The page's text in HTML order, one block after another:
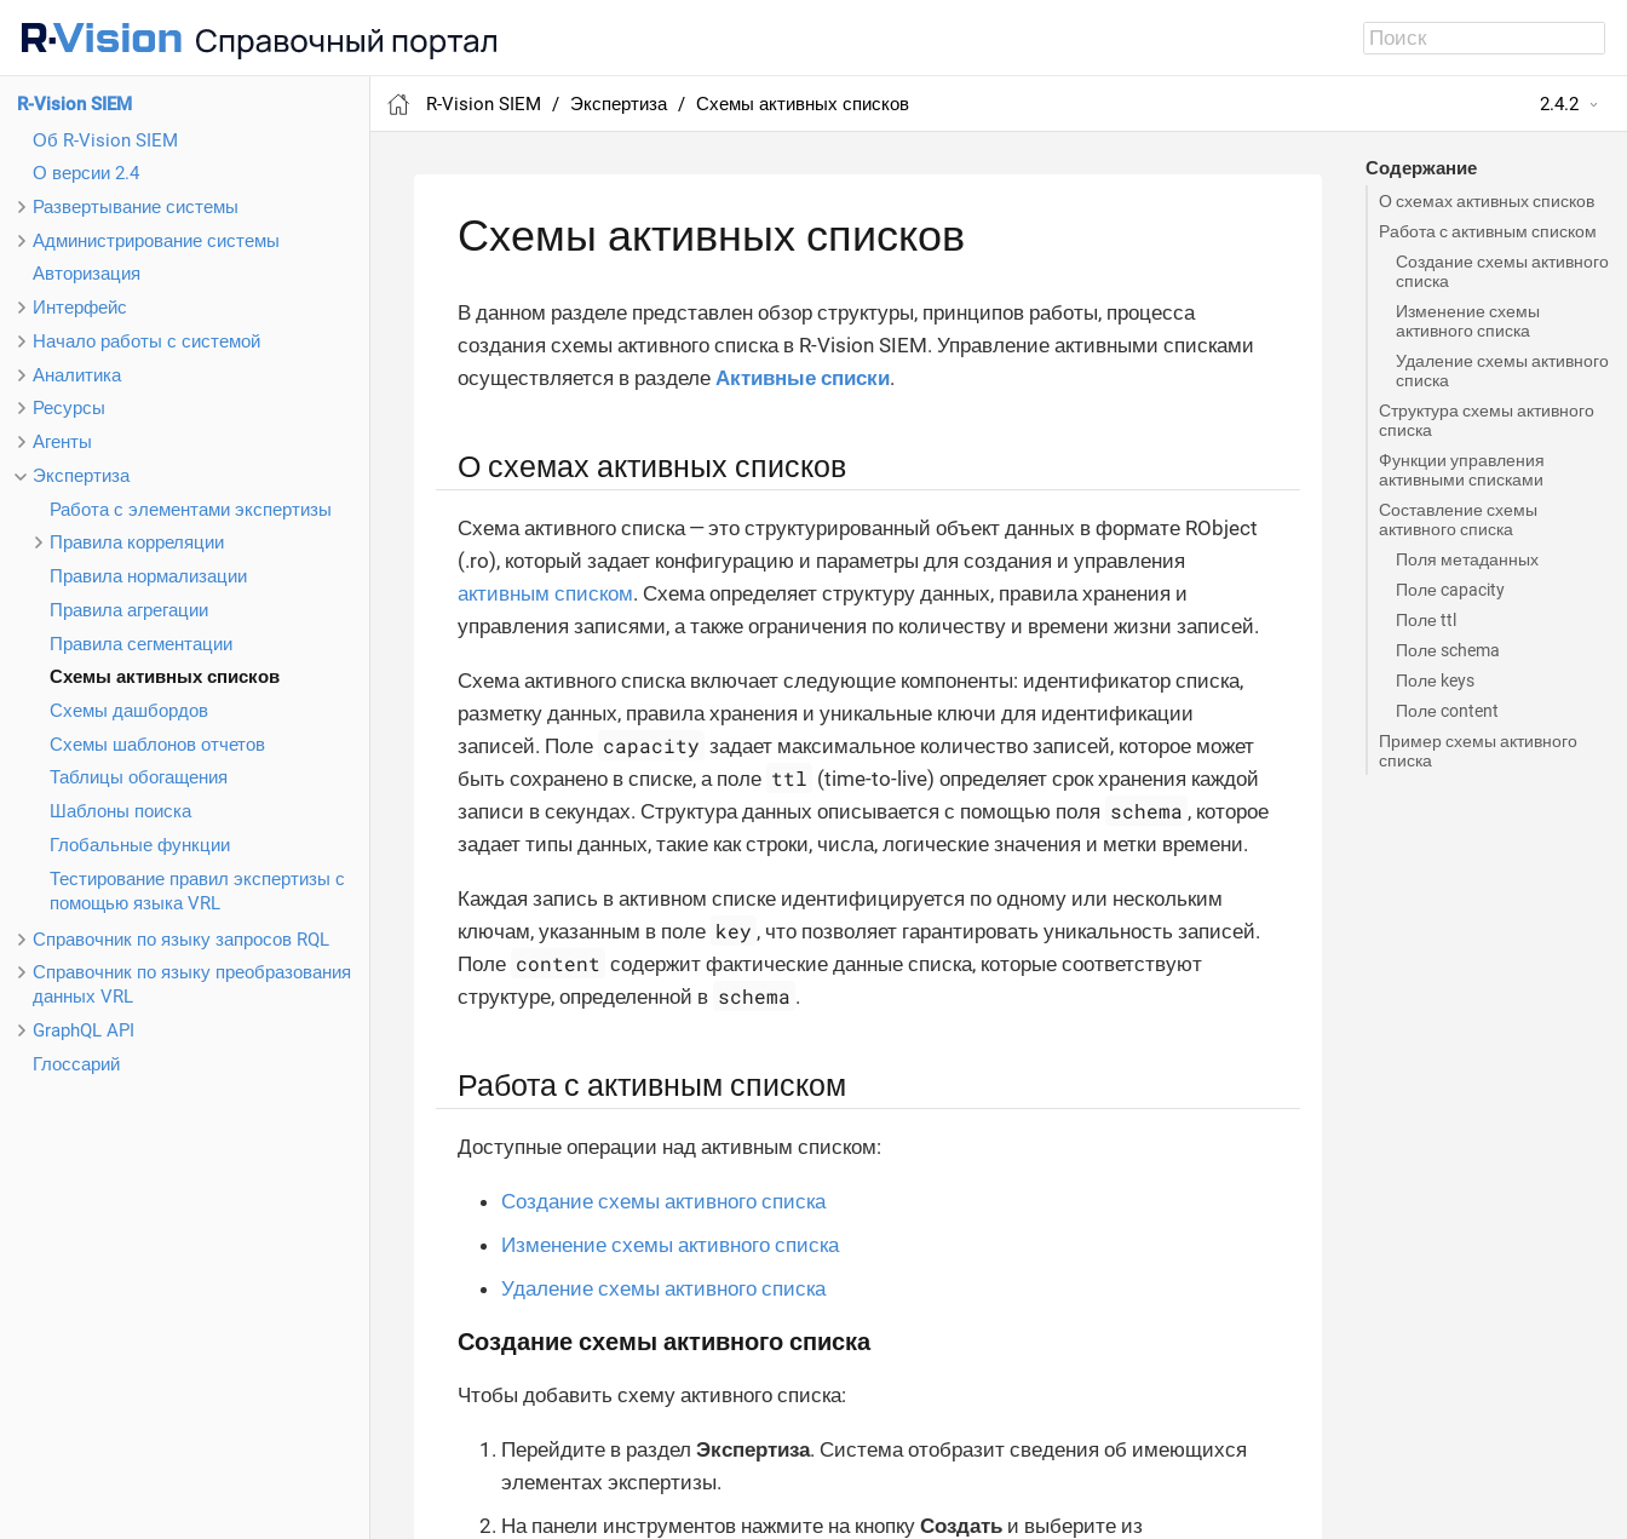
R-Vision SIEM
Об R-Vision SIEM
О версии 2.4
Развертывание системы
Администрирование системы
Авторизация
Интерфейс
Начало работы с системой
Аналитика
Ресурсы
Агенты
Экспертиза
Работа с элементами экспертизы
Правила корреляции
Правила нормализации
Правила агрегации
Правила сегментации
Схемы активных списков
Схемы дашбордов
Схемы шаблонов отчетов
Таблицы обогащения
Шаблоны поиска
Глобальные функции
Тестирование правил экспертизы с
помощью языка VRL
Справочник по языку запросов RQL
Справочник по языку преобразования
данных VRL
GraphQL API
Глоссарий
R-Vision SIEM Экспертиза Схемы активных списков 2.4.2
Содержание
О схемах активных списков
Работа с активным списком
Создание схемы активного
списка
Изменение схемы
активного списка
Удаление схемы активного
списка
Структура схемы активного
списка
Функции управления
активными списками
Составление схемы
активного списка
Поля метаданных
Поле capacity
Поле ttl
Поле schema
Поле keys
Поле content
Пример схемы активного
списка
Схемы активных списков
В данном разделе представлен обзор структуры, принципов работы, процесса
создания схемы активного списка в R-Vision SIEM. Управление активными списками
осуществляется в разделе Активные списки.
О схемах активных списков
Схема активного списка — это структурированный объект данных в формате RObject
(.ro), который задает конфигурацию и параметры для создания и управления
активным списком. Схема определяет структуру данных, правила хранения и
управления записями, а также ограничения по количеству и времени жизни записей.
Схема активного списка включает следующие компоненты: идентификатор списка,
разметку данных, правила хранения и уникальные ключи для идентификации
записей. Поле capacity задает максимальное количество записей, которое может
быть сохранено в списке, а поле ttl (time-to-live) определяет срок хранения каждой
записи в секундах. Структура данных описывается с помощью поля schema , которое
задает типы данных, такие как строки, числа, логические значения и метки времени.
Каждая запись в активном списке идентифицируется по одному или нескольким
ключам, указанным в поле key , что позволяет гарантировать уникальность записей.
Поле content содержит фактические данные списка, которые соответствуют
структуре, определенной в schema .
Работа с активным списком
Доступные операции над активным списком:
Создание схемы активного списка
Изменение схемы активного списка
Удаление схемы активного списка
Создание схемы активного списка
Чтобы добавить схему активного списка:
Перейдите в раздел Экспертиза. Система отобразит сведения об имеющихся
элементах экспертизы.
На панели инструментов нажмите на кнопку Создать и выберите из